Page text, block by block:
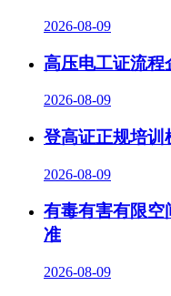
2026-08-09
高压电工证流程
2026-08-09
登高证正规培训
2026-08-09
有毒有害有限空
准
2026-08-09